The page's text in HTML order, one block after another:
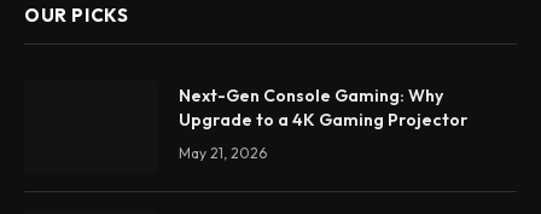
OUR PICKS
Next-Gen Console Gaming: Why
Upgrade to a 4K Gaming Projector
May 21, 2026